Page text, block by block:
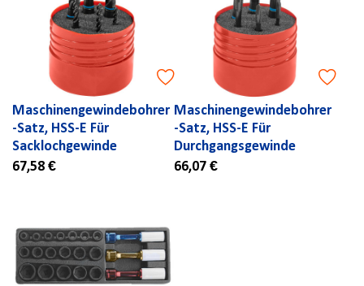
Maschinengewindebohrer
-Satz, HSS-E Für
Sacklochgewinde
67,58 €
Maschinengewindebohrer
-Satz, HSS-E Für
Durchgangsgewinde
66,07 €